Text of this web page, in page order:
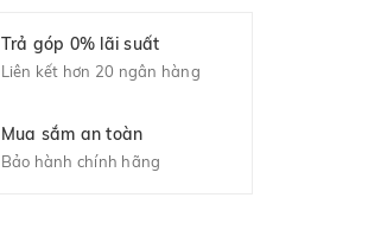
Trả góp 0% lãi suất
Liên kết hơn 20 ngân hàng
Mua sắm an toàn
Bảo hành chính hãng